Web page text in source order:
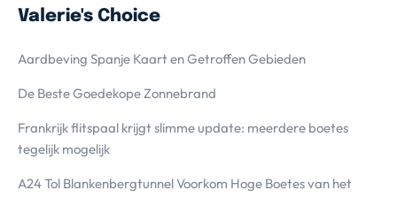
Valerie's Choice
Aardbeving Spanje Kaart en Getroffen Gebieden
De Beste Goedekope Zonnebrand
Frankrijk flitspaal krijgt slimme update: meerdere boetes
tegelijk mogelijk
A24 Tol Blankenbergtunnel Voorkom Hoge Boetes van het